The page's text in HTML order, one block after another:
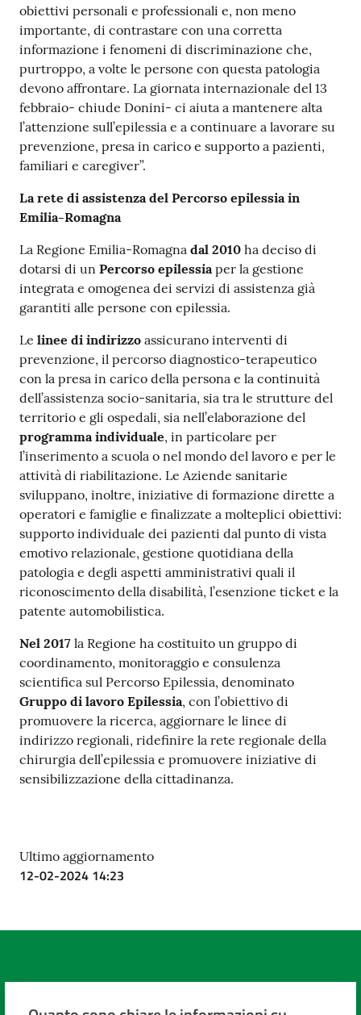
obiettivi personali e professionali e, non meno
importante, di contrastare con una corretta
informazione i fenomeni di discriminazione che,
purtroppo, a volte le persone con questa patologia
devono affrontare. La giornata internazionale del 13
febbraio- chiude Donini- ci aiuta a mantenere alta
l’attenzione sull’epilessia e a continuare a lavorare su
prevenzione, presa in carico e supporto a pazienti,
familiari e caregiver”.
La rete di assistenza del Percorso epilessia in
Emilia-Romagna
La Regione Emilia-Romagna dal 2010 ha deciso di
dotarsi di un Percorso epilessiaper la gestione
integrata e omogenea dei servizi di assistenza già
garantiti alle persone con epilessia.
Le linee di indirizzo assicurano interventi di
prevenzione, il percorso diagnostico-terapeutico
con la presa in carico della persona e la continuità
dell’assistenza socio-sanitaria, sia tra le strutture del
territorio e gli ospedali, sia nell’elaborazione del
programma individuale, in particolare per
l’inserimento a scuola o nel mondo del lavoro e per le
attività di riabilitazione. Le Aziende sanitarie
sviluppano, inoltre, iniziative di formazione dirette a
operatori e famiglie e finalizzate a molteplici obiettivi:
supporto individuale dei pazienti dal punto di vista
emotivo relazionale, gestione quotidiana della
patologia e degli aspetti amministrativi quali il
riconoscimento della disabilità, l’esenzione ticket e la
patente automobilistica.
Nel 2017 la Regione ha costituito un gruppo di
coordinamento, monitoraggio e consulenza
scientifica sul Percorso Epilessia, denominato
Gruppo di lavoro Epilessia, con l’obiettivo di
promuovere la ricerca, aggiornare le linee di
indirizzo regionali, ridefinire la rete regionale della
chirurgia dell’epilessia e promuovere iniziative di
sensibilizzazione della cittadinanza.
Ultimo aggiornamento
12-02-2024 14:23